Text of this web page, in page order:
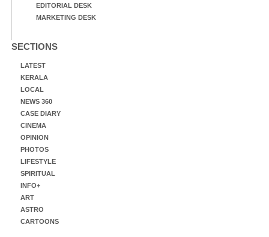
EDITORIAL DESK
MARKETING DESK
SECTIONS
LATEST
KERALA
LOCAL
NEWS 360
CASE DIARY
CINEMA
OPINION
PHOTOS
LIFESTYLE
SPIRITUAL
INFO+
ART
ASTRO
CARTOONS